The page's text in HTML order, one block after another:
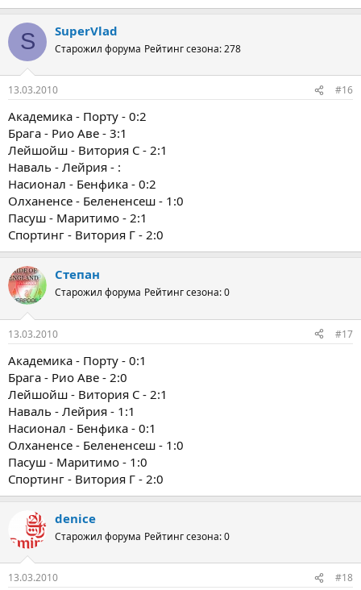
S SuperVlad
Старожил форума Рейтинг сезона: 278
13.03.2010 #16
Академика - Порту - 0:2
Брага - Рио Аве - 3:1
Лейшойш - Витория С - 2:1
Наваль - Лейрия - :
Насионал - Бенфика - 0:2
Олханенсе - Белененсеш - 1:0
Пасуш - Маритимо - 2:1
Спортинг - Витория Г - 2:0
Степан
Старожил форума Рейтинг сезона: 0
13.03.2010 #17
Академика - Порту - 0:1
Брага - Рио Аве - 2:0
Лейшойш - Витория С - 2:1
Наваль - Лейрия - 1:1
Насионал - Бенфика - 0:1
Олханенсе - Белененсеш - 1:0
Пасуш - Маритимо - 1:0
Спортинг - Витория Г - 2:0
denice
Старожил форума Рейтинг сезона: 0
13.03.2010 #18